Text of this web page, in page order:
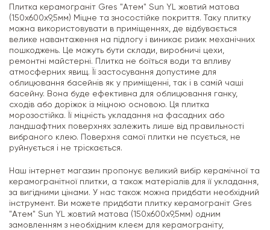
Плитка керамограніт Gres "Атем" Sun YL жовтий матова
(150х600х9,5мм) Міцне та зносостійке покриття. Таку плитку
можна використовувати в приміщеннях, де відбувається
велике навантаження на підлогу і виникає ризик механічних
пошкоджень. Це можуть бути склади, виробничі цехи,
ремонтні майстерні. Плитка не боїться води та впливу
атмосферних явищ. Її застосування допустиме для
облицювання басейнів як у приміщенні, так і в самій чаші
басейну. Вона буде ефективна для облицювання ганку,
сходів або доріжок із міцною основою. Ця плитка
морозостійка. Її міцність укладання на фасадних або
ландшафтних поверхнях залежить лише від правильності
вибраного клею. Поверхня самої плитки не псується, не
руйнується і не тріскається.
Наш інтернет магазин пропонує великий вибір керамічної та
керамогранітної плитки, а також матеріалів для її укладання,
за вигідними цінами. У нас також можна придбати необхідний
інструмент. Ви можете придбати плитку керамограніт Gres
"Атем" Sun YL жовтий матова (150х600х9,5мм) одним
замовленням з необхідним клеєм для керамограніту,